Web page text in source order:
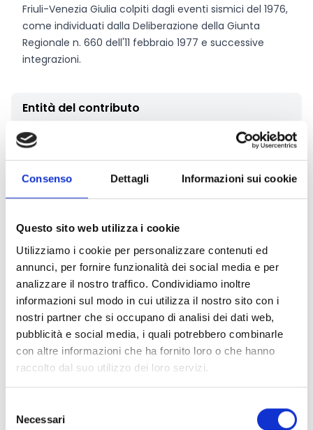
Consenso Dettagli Informazioni sui cookie
Questo sito web utilizza i cookie
Utilizziamo i cookie per personalizzare contenuti ed
annunci, per fornire funzionalità dei social media e per
analizzare il nostro traffico. Condividiamo inoltre
informazioni sul modo in cui utilizza il nostro sito con i
nostri partner che si occupano di analisi dei dati web,
pubblicità e social media, i quali potrebbero combinarle
con altre informazioni che ha fornito loro o che hanno
raccolto dal suo utilizzo dei loro servizi.
delNecessari
Friuli-Venezia Giulia colpiti dagli eventi sismici del 1976,
come individuati dalla Deliberazione della Giunta
Regionale n. 660 dell'11 febbraio 1977 e successive
integrazioni.
Entità del contributo
L'Amministrazione regionale riconosce a ciascun
Comune un finanziamento fino a un limite massimo
di100.000 Euro.
Link e Documenti
Pagina web per formulari e documenti
Bando
Si consiglia di consultare regolarmente il sito web
ufficiale del bando per gli aggiornamenti e le
informazioni addizionali.
Hai bisogno di maggiori informazioni?
Contatta il